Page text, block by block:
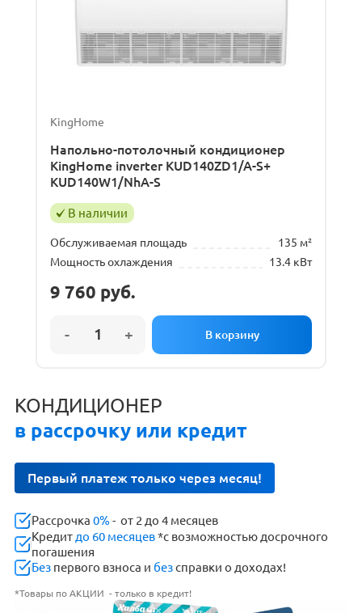
KingHome
Напольно-потолочный кондиционер
KingHome inverter KUD140ZD1/A-S+
KUD140W1/NhA-S
В наличии
Обслуживаемая площадь
135 м²
Мощность охлаждения
13.4 кВт
9 760 руб.
КОНДИЦИОНЕР
в рассрочку или кредит
Первый платеж только через месяц!
Рассрочка0% - от 2 до 4 месяцев
Кредит до 60 месяцев*с возможностью досрочного
погашения
Без первого взноса и безсправки о доходах!
*Товары по АКЦИИ - только в кредит!